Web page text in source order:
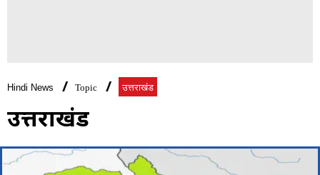
Hindi News Topic उत्तराखंड
उत्तराखंड